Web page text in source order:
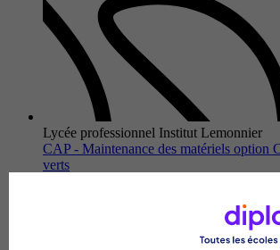
Lycée professionnel Institut Lemonnier
CAP - Maintenance des matériels option
verts
Le CAP maintenance des matériels
d'espaces verts proposé par le Lycée
Lemonnier forme des techniciens